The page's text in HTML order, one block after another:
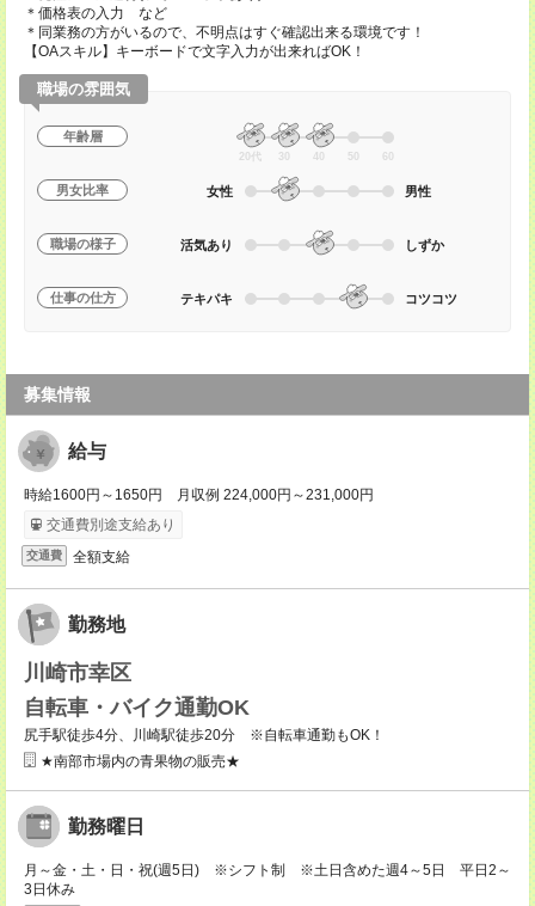
＊価格表の入力 など
＊同業務の方がいるので、不明点はすぐ確認出来る環境です！
【OAスキル】キーボードで文字入力が出来ればOK！
職場の雰囲気
年齢層
20代 30 40 50 60
男女比率 女性 男性
職場の様子 活気あり しずか
仕事の仕方 テキパキ コツコツ
募集情報
給与
時給1600円～1650円 月収例 224,000円～231,000円
交通費別途支給あり
交通費 全額支給
勤務地
川崎市幸区
自転車・バイク通勤OK
尻手駅徒歩4分、川崎駅徒歩20分 ※自転車通勤もOK！
★南部市場内の青果物の販売★
勤務曜日
月～金・土・日・祝(週5日) ※シフト制 ※土日含めた週4～5日 平日2～
3日休み